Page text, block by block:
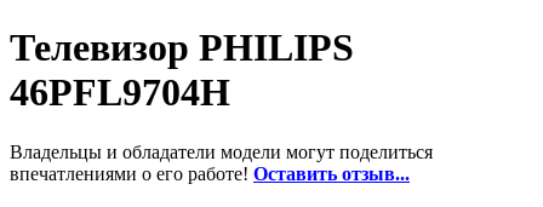
Телевизор PHILIPS
46PFL9704H
Владельцы и обладатели модели могут поделиться
впечатлениями о его работе! Оставить отзыв...